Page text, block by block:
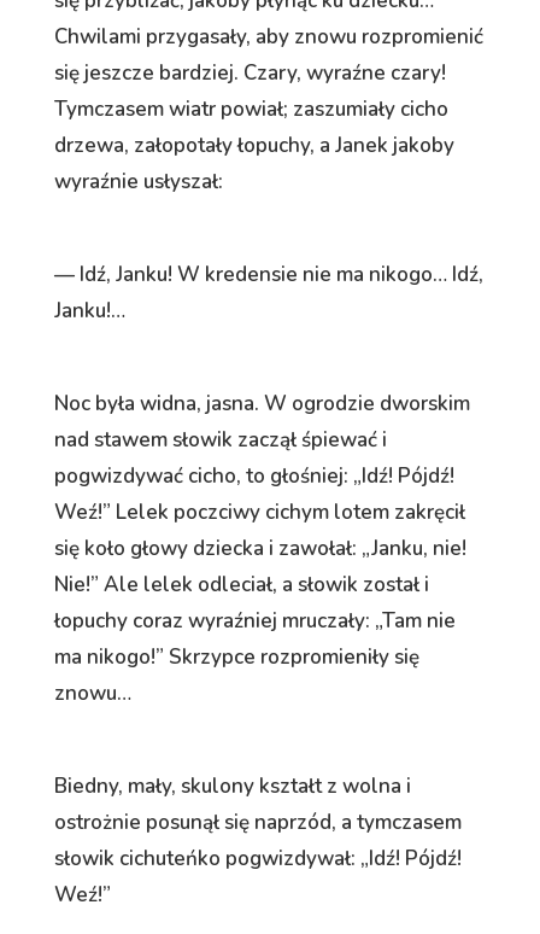
Chwilami przygasały, aby znowu rozpromienić
się jeszcze bardziej. Czary, wyraźne czary!
Tymczasem wiatr powiał; zaszumiały cicho
drzewa, załopotały łopuchy, a Janek jakoby
wyraźnie usłyszał:
— Idź, Janku! W kredensie nie ma nikogo… Idź,
Janku!…
Noc była widna, jasna. W ogrodzie dworskim
nad stawem słowik zaczął śpiewać i
pogwizdywać cicho, to głośniej: „Idź! Pójdź!
Weź!” Lelek poczciwy cichym lotem zakręcił
się koło głowy dziecka i zawołał: „Janku, nie!
Nie!” Ale lelek odleciał, a słowik został i
łopuchy coraz wyraźniej mruczały: „Tam nie
ma nikogo!” Skrzypce rozpromieniły się
znowu…
Biedny, mały, skulony kształt z wolna i
ostrożnie posunął się naprzód, a tymczasem
słowik cichuteńko pogwizdywał: „Idź! Pójdź!
Weź!”